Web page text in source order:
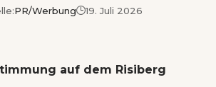
PR/Werbung 19. Juli 2026
auf dem Risiberg